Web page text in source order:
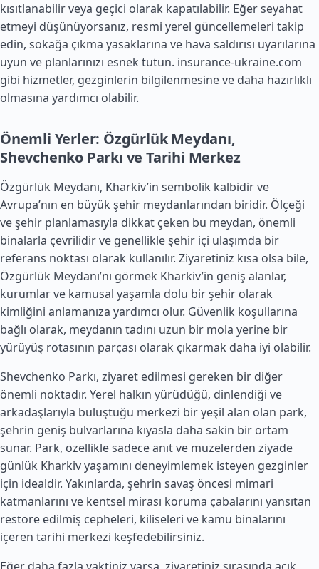
kısıtlanabilir veya geçici olarak kapatılabilir. Eğer seyahat
etmeyi düşünüyorsanız, resmi yerel güncellemeleri takip
edin, sokağa çıkma yasaklarına ve hava saldırısı uyarılarına
uyun ve planlarınızı esnek tutun. insurance-ukraine.com
gibi hizmetler, gezginlerin bilgilenmesine ve daha hazırlıklı
olmasına yardımcı olabilir.
Önemli Yerler: Özgürlük Meydanı,
Shevchenko Parkı ve Tarihi Merkez
Özgürlük Meydanı, Kharkiv’in sembolik kalbidir ve
Avrupa’nın en büyük şehir meydanlarından biridir. Ölçeği
ve şehir planlamasıyla dikkat çeken bu meydan, önemli
binalarla çevrilidir ve genellikle şehir içi ulaşımda bir
referans noktası olarak kullanılır. Ziyaretiniz kısa olsa bile,
Özgürlük Meydanı’nı görmek Kharkiv’in geniş alanlar,
kurumlar ve kamusal yaşamla dolu bir şehir olarak
kimliğini anlamanıza yardımcı olur. Güvenlik koşullarına
bağlı olarak, meydanın tadını uzun bir mola yerine bir
yürüyüş rotasının parçası olarak çıkarmak daha iyi olabilir.
Shevchenko Parkı, ziyaret edilmesi gereken bir diğer
önemli noktadır. Yerel halkın yürüdüğü, dinlendiği ve
arkadaşlarıyla buluştuğu merkezi bir yeşil alan olan park,
şehrin geniş bulvarlarına kıyasla daha sakin bir ortam
sunar. Park, özellikle sadece anıt ve müzelerden ziyade
günlük Kharkiv yaşamını deneyimlemek isteyen gezginler
için idealdir. Yakınlarda, şehrin savaş öncesi mimari
katmanlarını ve kentsel mirası koruma çabalarını yansıtan
restore edilmiş cepheleri, kiliseleri ve kamu binalarını
içeren tarihi merkezi keşfedebilirsiniz.